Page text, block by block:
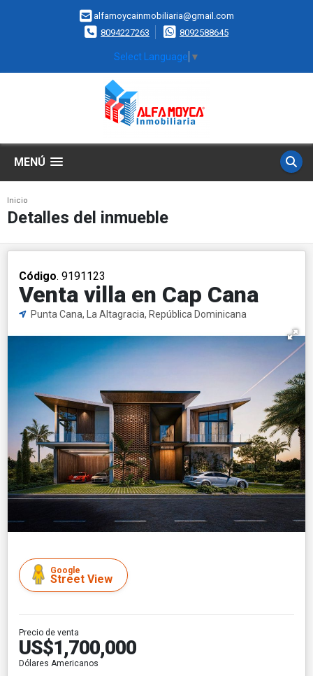
alfamoycainmobiliaria@gmail.com
8094227263
8092588645
Select Language ▼
MENÚ
Inicio
Detalles del inmueble
Código. 9191123
Venta villa en Cap Cana
Punta Cana, La Altagracia, República Dominicana
Google
Street View
Precio de venta
US$1,700,000
Dólares Americanos